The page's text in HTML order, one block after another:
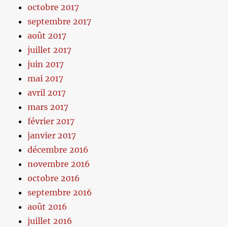
octobre 2017
septembre 2017
août 2017
juillet 2017
juin 2017
mai 2017
avril 2017
mars 2017
février 2017
janvier 2017
décembre 2016
novembre 2016
octobre 2016
septembre 2016
août 2016
juillet 2016